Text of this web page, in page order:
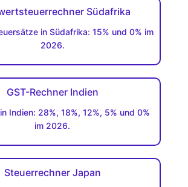
Südafrika
in Südafrika: 15% und 0% im
2026.
GST-Rechner Indien
Indien: 28%, 18%, 12%, 5% und 0%
im 2026.
Steuerrechner Japan